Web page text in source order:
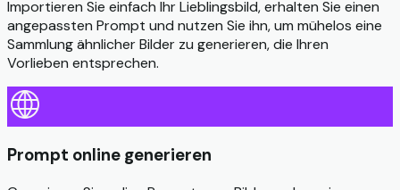
Importieren Sie einfach Ihr Lieblingsbild, erhalten Sie einen
angepassten Prompt und nutzen Sie ihn, um mühelos eine
Sammlung ähnlicher Bilder zu generieren, die Ihren
Vorlieben entsprechen.
Prompt online generieren